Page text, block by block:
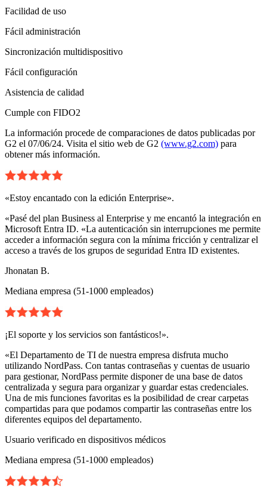
Facilidad de uso
Fácil administración
Sincronización multidispositivo
Fácil configuración
Asistencia de calidad
Cumple con FIDO2
La información procede de comparaciones de datos publicadas por
G2 el 07/06/24. Visita el sitio web de G2 (www.g2.com) para
obtener más información.
«Estoy encantado con la edición Enterprise».
«Pasé del plan Business al Enterprise y me encantó la integración en
Microsoft Entra ID. «La autenticación sin interrupciones me permite
acceder a información segura con la mínima fricción y centralizar el
acceso a través de los grupos de seguridad Entra ID existentes.
Jhonatan B.
Mediana empresa (51-1000 empleados)
¡El soporte y los servicios son fantásticos!».
«El Departamento de TI de nuestra empresa disfruta mucho
utilizando NordPass. Con tantas contraseñas y cuentas de usuario
para gestionar, NordPass permite disponer de una base de datos
centralizada y segura para organizar y guardar estas credenciales.
Una de mis funciones favoritas es la posibilidad de crear carpetas
compartidas para que podamos compartir las contraseñas entre los
diferentes equipos del departamento.
Usuario verificado en dispositivos médicos
Mediana empresa (51-1000 empleados)